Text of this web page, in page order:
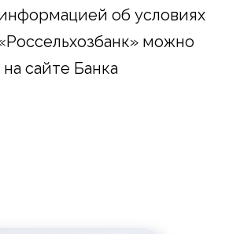
об условиях
можно
сайте Банка